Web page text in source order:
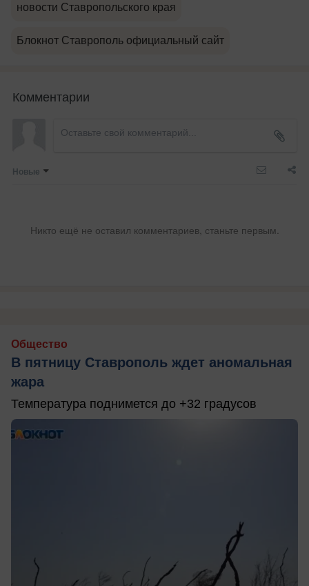
новости Ставропольского края
Блокнот Ставрополь официальный сайт
Комментарии
Новые
Никто ещё не оставил комментариев, станьте первым.
Общество
В пятницу Ставрополь ждет аномальная
жара
Температура поднимется до +32 градусов